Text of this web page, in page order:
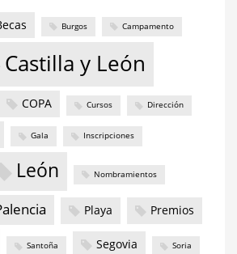
Burgos Campamento
Castilla y León
COPA Cursos Dirección
Gala Inscripciones
León Nombramientos
Playa Premios
Santoña Segovia Soria